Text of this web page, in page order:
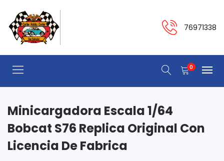
76971338
0
Minicargadora Escala 1/64
Bobcat S76 Replica Original Con
Licencia De Fabrica